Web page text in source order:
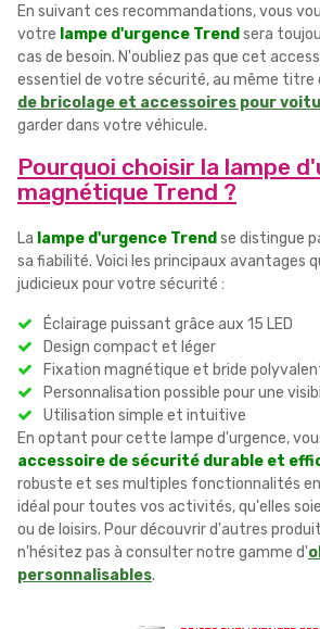
En suivant ces recommandations, vous
votre lampe d'urgence Trend sera
cas de besoin. N'oubliez pas que cet
essentiel de votre sécurité, au même titre
de bricolage et accessoires pour
garder dans votre véhicule.
Pourquoi choisir la lampe
magnétique Trend ?
La lampe d'urgence Trend se distingue
sa fiabilité. Voici les principaux avantages
judicieux pour votre sécurité :
Éclairage puissant grâce aux 15 LED
Design compact et léger
Fixation magnétique et bride
Personnalisation possible pour une
Utilisation simple et intuitive
En optant pour cette lampe d'urgence,
accessoire de sécurité durable et
robuste et ses multiples fonctionnalités
idéal pour toutes vos activités, qu'elles
ou de loisirs. Pour découvrir d'autres
n'hésitez pas à consulter notre gamme d'
personnalisables.